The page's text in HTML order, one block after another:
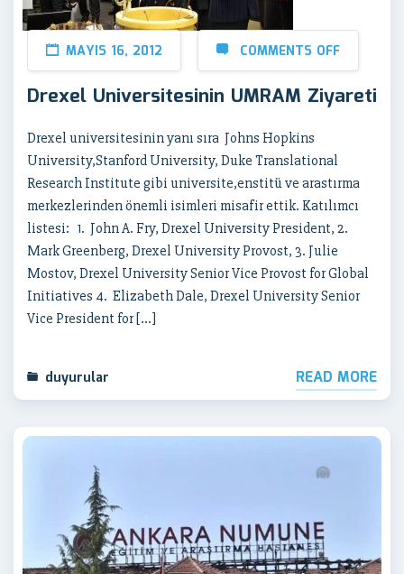
MAYIS 16, 2012 COMMENTS OFF
Drexel Universitesinin UMRAM Ziyareti
Drexel universitesinin yanı sıra Johns Hopkins
University,Stanford University, Duke Translational
Research Institute gibi universite,enstitü ve arastırma
merkezlerinden önemli isimleri misafir ettik. Katılımcı
listesi: 1. John A. Fry, Drexel University President, 2.
Mark Greenberg, Drexel University Provost, 3. Julie
Mostov, Drexel University Senior Vice Provost for Global
Initiatives 4. Elizabeth Dale, Drexel University Senior
Vice President for […]
duyurular READ MORE